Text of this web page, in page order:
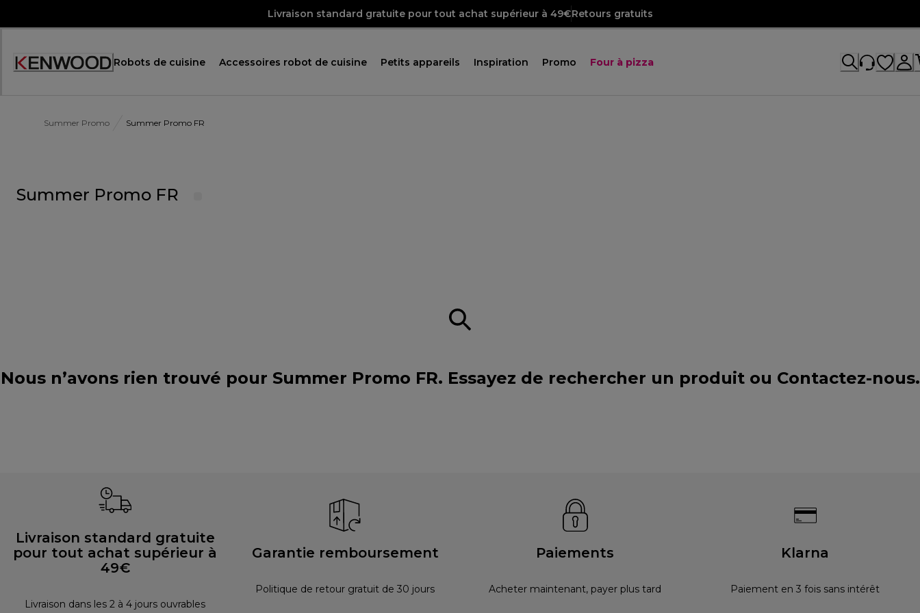
Livraison standard gratuite pour tout achat supérieur à 49€Retours gratuits
Accessibility
Robots de cuisine Accessoires robot de cuisine Petits appareils Inspiration Promo Four à pizza
Summer Promo Summer Promo FR
Summer Promo FR
Nous n’avons rien trouvé pour Summer Promo FR. Essayez de rechercher un produit ou Contactez-nous.
Livraison standard gratuite
pour tout achat supérieur à
49€
Livraison dans les 2 à 4 jours ouvrables
Garantie remboursement
Politique de retour gratuit de 30 jours
Paiements
Acheter maintenant, payer plus tard
Klarna
Paiement en 3 fois sans intérêt